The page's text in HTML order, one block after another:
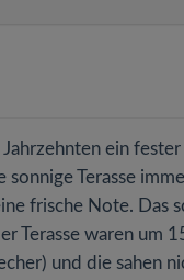
ein
Terasse
frische Note. Das
Terasse waren um
und die sahen